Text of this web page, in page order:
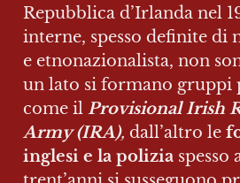
Repubblica d’Irlanda nel
interne, spesso definite di
e etnonazionalista, non
un lato si formano
come il Provisional Irish
Army (IRA), dall’altro le
inglesi e la polizia spesso